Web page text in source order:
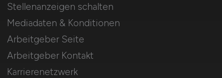
Stellenanzeigen schalten
Mediadaten & Konditionen
Arbeitgeber Seite
Arbeitgeber Kontakt
Karrierenetzwerk